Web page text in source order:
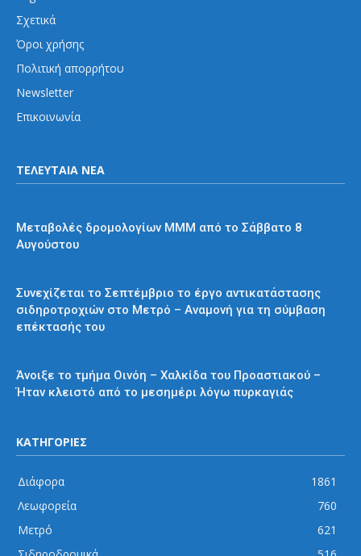
Σχετικά
Όροι χρήσης
Πολιτική απορρήτου
Newsletter
Επικοινωνία
ΤΕΛΕΥΤΑΙΑ ΝΕΑ
Μεταβολές δρομολογίων ΜΜΜ από το Σάββατο 8
Αυγούστου
Συνεχίζεται το Σεπτέμβριο το έργο αντικατάστασης
σιδηροτροχιών στο Μετρό – Αναμονή για τη σύμβαση
επέκτασής του
Άνοιξε το τμήμα Οινόη – Χαλκίδα του Προαστιακού –
Ήταν κλειστό από το μεσημέρι λόγω πυρκαγιάς
ΚΑΤΗΓΟΡΙΕΣ
Διάφορα
1861
Λεωφορεία
760
Μετρό
621